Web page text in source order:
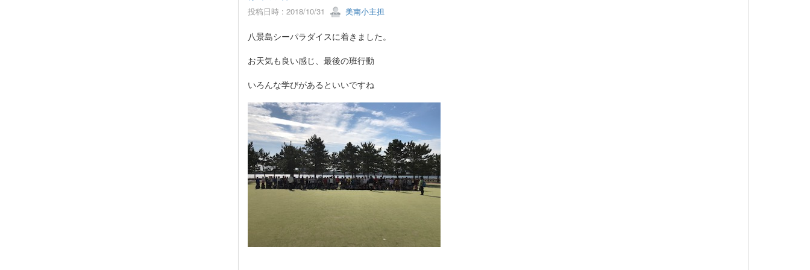
投稿日時 : 2018/10/31 美南小主担
八景島シーパラダイスに着きました。
お天気も良い感じ、最後の班行動
いろんな学びがあるといいですね